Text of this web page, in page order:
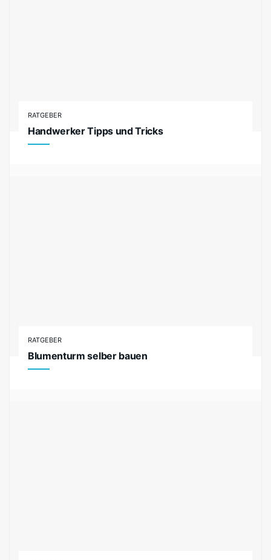
RATGEBER
Handwerker Tipps und Tricks
RATGEBER
Blumenturm selber bauen